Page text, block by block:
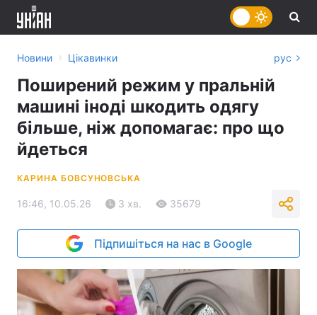
Новини › Цікавинки рус
Поширений режим у пральній
машині іноді шкодить одягу
більше, ніж допомагає: про що
йдеться
КАРИНА БОВСУНОВСЬКА
16:46, 10.05.26 3 хв. 35679
Підпишіться на нас в Google